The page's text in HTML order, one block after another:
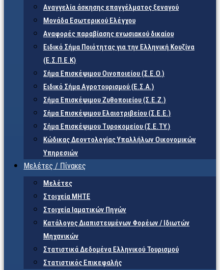
Αναγγελία άσκησης επαγγέλματος ξεναγού
Μονάδα Εσωτερικού Ελέγχου
Αναφορές παραβίασης ενωσιακού δικαίου
Ειδικό Σήμα Ποιότητας για την Ελληνική Κουζίνα
(Ε.Σ.Π.Ε.Κ)
Σήμα Επισκέψιμου Οινοποιείου (Σ.Ε.Ο.)
Ειδικό Σήμα Αγροτουρισμού (Ε.Σ.Α.)
Σήμα Επισκέψιμου Ζυθοποιείου (Σ.Ε.Ζ.)
Σήμα Επισκέψιμου Ελαιοτριβείου (Σ.Ε.Ε.)
Σήμα Επισκέψιμου Τυροκομείου (Σ.Ε.TY.)
Κώδικας Δεοντολογίας Υπαλλήλων Οικονομικών
Υπηρεσιών
Μελέτες / Πίνακες
Μελέτες
Στοιχεία ΜΗΤΕ
Στοιχεία Ιαματικών Πηγών
Κατάλογος Διαπιστευμένων Φορέων / Ιδιωτών
Μηχανικών
Στατιστικά Δεδομένα Ελληνικού Τουρισμού
Στατιστικός Επικεφαλής